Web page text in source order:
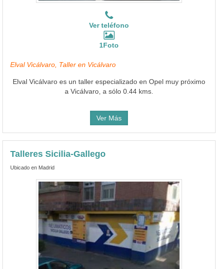
Ver teléfono
1Foto
Elval Vicálvaro, Taller en Vicálvaro
Elval Vicálvaro es un taller especializado en Opel muy próximo
a Vicálvaro, a sólo 0.44 kms.
Ver Más
Talleres Sicilia-Gallego
Ubicado en Madrid